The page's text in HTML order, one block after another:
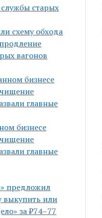
схему обхода
вагонов
бизнесе
главные